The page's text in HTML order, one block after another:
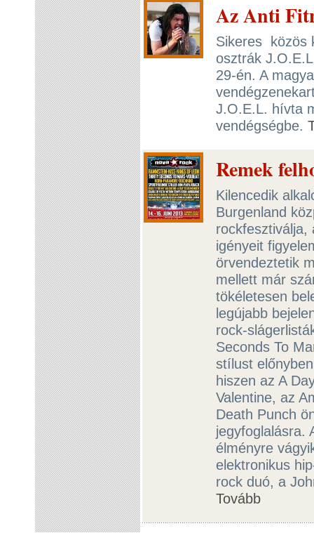
Az Anti
Sikeres közös
osztrák
29-én. A
J.O.E.L. hívta
vendégségbe.
Remek
Kilencedik
Burgenland
rockfesztiválja,
igényeit
örvendeztetik
mellett már
tökéletesen
legújabb
rock-
Seconds To
stílust
hiszen az A
Valentine, az
Death Punch
jegyfoglalásra.
élményre
elektronikus
rock duó, a
Tovább